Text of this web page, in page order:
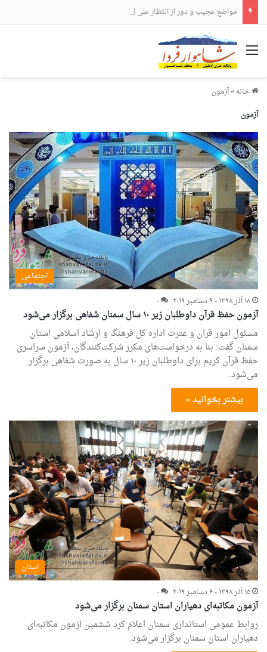
مواضع عجیب و دور از انتظار علی لاریجانی
منو
خانه»آزمون
آزمون
اجتماعی
۱۸ آذر ۱۳۹۸ - ۹ دسامبر ۲۰۱۹
۰
آزمون حفظ قرآن داوطلبان زیر ۱۰ سال سمنان شفاهی برگزار می‌شود
مسئول امور قرآن و عترت اداره کل فرهنگ و ارشاد اسلامی استان
سمنان گفت: بنا به درخواست‌های مکرر شرکت‌کنندگان، آزمون سراسری
حفظ قرآن کریم برای داوطلبان زیر ۱۰ سال به صورت شفاهی برگزار
می‌شود.
بیشتر بخوانید »
استان
۱۵ آذر ۱۳۹۸ - ۶ دسامبر ۲۰۱۹
۰
آزمون مکاتبه‌ای دهیاران استان سمنان برگزار می‌شود
روابط عمومی استانداری سمنان اعلام کرد ششمین آزمون مکاتبه‌ای
دهیاران استان سمنان برگزار می‌شود.